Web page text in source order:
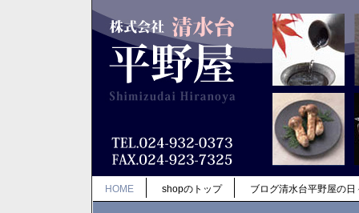
HOME shopのトップ ブログ清水台平野屋の日